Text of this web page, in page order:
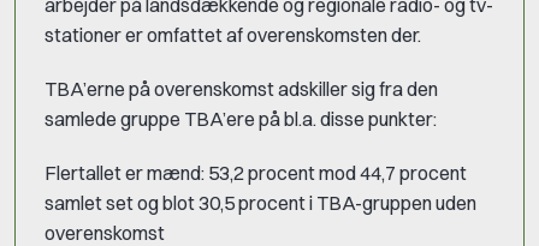
stationer er omfattet af overenskomsten der.
TBA’erne på overenskomst adskiller sig fra den
samlede gruppe TBA’ere på bl.a. disse punkter:
Flertallet er mænd: 53,2 procent mod 44,7 procent
samlet set og blot 30,5 procent i TBA-gruppen uden
overenskomst